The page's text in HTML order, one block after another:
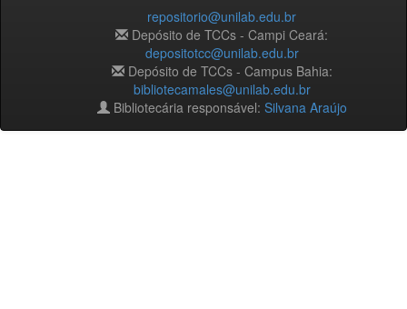
repositorio@unilab.edu.br
Depósito de TCCs - Campi Ceará:
depositotcc@unilab.edu.br
Depósito de TCCs - Campus Bahia:
bibliotecamales@unilab.edu.br
Bibliotecária responsável: Silvana Araújo